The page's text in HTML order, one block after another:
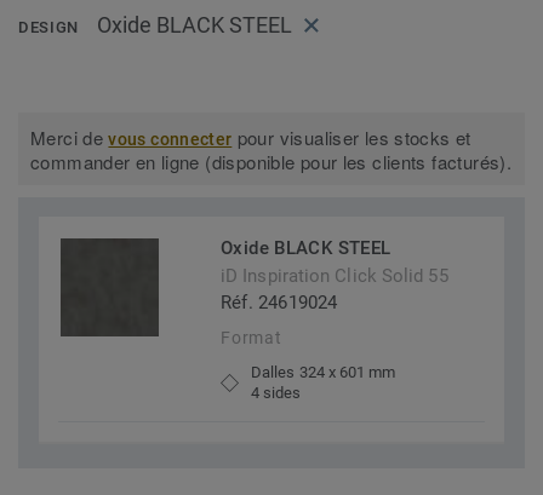
DESIGN Oxide BLACK STEEL
Merci devous connecter pour visualiser les stocks et
commander en ligne (disponible pour les clients facturés).
Oxide BLACK STEEL
iD Inspiration Click Solid 55
Réf. 24619024
Format
Dalles 324 x 601 mm
4 sides